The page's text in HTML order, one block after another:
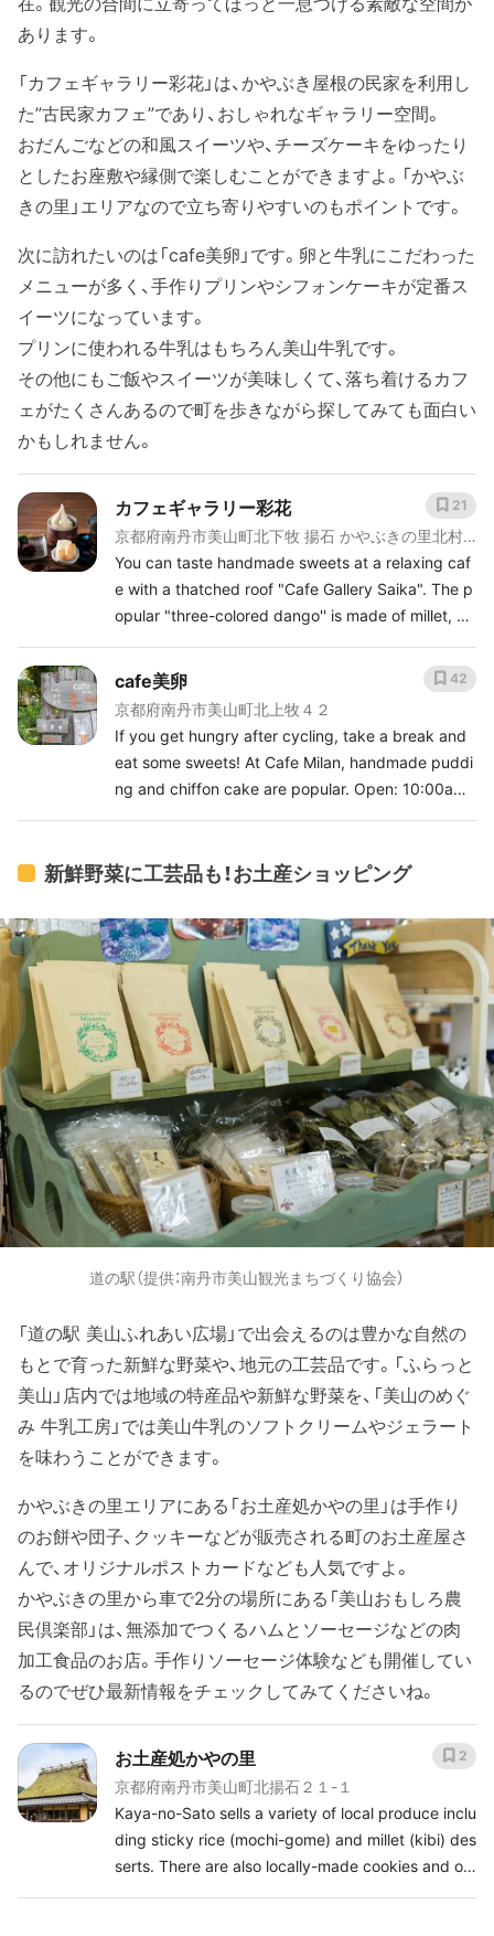
あります。
「カフェギャラリー彩花」は、かやぶき屋根の民家を利用し
た”古民家カフェ”であり、おしゃれなギャラリー空間。
おだんごなどの和風スイーツや、チーズケーキをゆったり
としたお座敷や縁側で楽しむことができますよ。「かやぶ
きの里」エリアなので立ち寄りやすいのもポイントです。
次に訪れたいのは「cafe美卵」です。卵と牛乳にこだわった
メニューが多く、手作りプリンやシフォンケーキが定番ス
イーツになっています。
プリンに使われる牛乳はもちろん美山牛乳です。
その他にもご飯やスイーツが美味しくて、落ち着けるカフ
ェがたくさんあるので町を歩きながら探してみても面白い
かもしれません。
カフェギャラリー彩花
京都府南丹市美山町北下牧 揚石 かやぶきの里北村
かやぶき交流館内
You can taste handmade sweets at a relaxing caf
e with a thatched roof "Cafe Gallery Saika". The p
opular "three-colored dango'' is made of millet, no
with the black bean tea! Open: 10:00am~5:00pm
(L.O.4:30pm) Closed: Tuesday, New year's holida
y
21
cafe美卵
京都府南丹市美山町北上牧４２
If you get hungry after cycling, take a break and
eat some sweets! At Cafe Milan, handmade puddi
ng and chiffon cake are popular. Open: 10:00am~
42
新鮮野菜に工芸品も！お土産ショッピング
道の駅（提供：南丹市美山観光まちづくり協会）
「道の駅 美山ふれあい広場」で出会えるのは豊かな自然の
もとで育った新鮮な野菜や、地元の工芸品です。「ふらっと
美山」店内では地域の特産品や新鮮な野菜を、「美山のめぐ
み 牛乳工房」では美山牛乳のソフトクリームやジェラート
を味わうことができます。
かやぶきの里エリアにある「お土産処かやの里」は手作り
のお餅や団子、クッキーなどが販売される町のお土産屋さ
んで、オリジナルポストカードなども人気ですよ。
かやぶきの里から車で2分の場所にある「美山おもしろ農
民倶楽部」は、無添加でつくるハムとソーセージなどの肉
加工食品のお店。手作りソーセージ体験なども開催してい
るのでぜひ最新情報をチェックしてみてくださいね。
お土産処かやの里
京都府南丹市美山町北揚石２１-１
Kaya-no-Sato sells a variety of local produce inclu
ding sticky rice (mochi-gome) and millet (kibi) des
serts. There are also locally-made cookies and ot
2